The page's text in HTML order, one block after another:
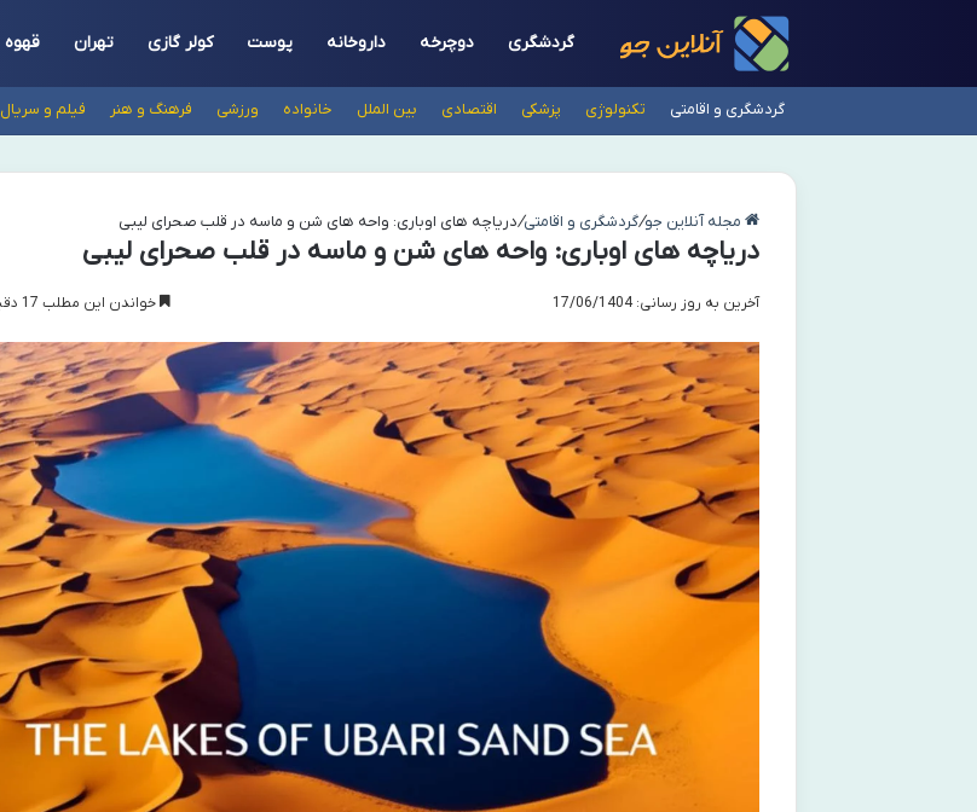
گردشگری دوچرخه داروخانه پوست کولر گازی تهران قهوه
گردشگری و اقامتی تکنولوژی پزشکی اقتصادی بین الملل خانواده ورزشی فرهنگ و هنر فیلم و سریال
مجله آنلاین جو/گردشگری و اقامتی/دریاچه های اوباری: واحه های شن و ماسه در قلب صحرای لیبی
دریاچه های اوباری: واحه های شن و ماسه در قلب صحرای لیبی
آخرین به روز رسانی: 17/06/1404 خواندن این مطلب 17 دقیقه زمان میبرد